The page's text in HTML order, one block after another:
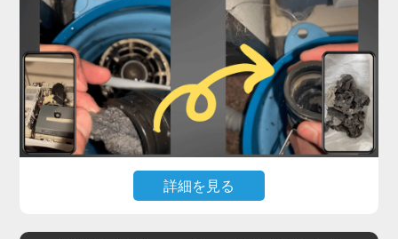
詳細を見る